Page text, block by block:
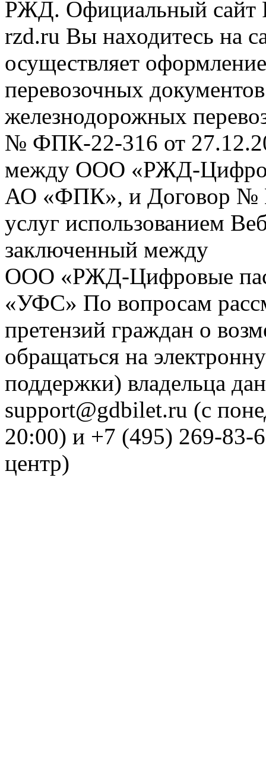
РЖД. Официальный сайт
rzd.ru Вы находитесь на
осуществляет
перевозочных
железнодорожных
№ ФПК-22-316 от
между ООО «РЖД-
АО «ФПК», и Договор №
услуг использованием
заключенный между
ООО «РЖД-Цифровые
«УФС» По вопросам
претензий граждан о
обращаться на
поддержки) владельца
support@gdbilet.ru (с
20:00) и +7 (495) 269-83-
центр)